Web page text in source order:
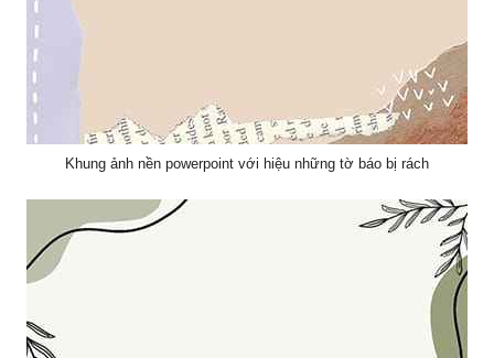
Khung ảnh nền powerpoint với hiệu những tờ báo bị rách